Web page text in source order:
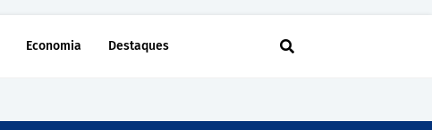
Economia Destaques